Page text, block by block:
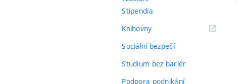
Stipendia
Knihovny(externí
Sociální bezpečí
Studium bez bariér
Podpora podnikání